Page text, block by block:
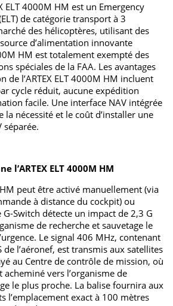
ELT 4000M HM est un Emergency
de catégorie transport à 3
des hélicoptères, utilisant des
d’alimentation innovante
HM est totalement exempté des
spéciales de la FAA. Les avantages
de l’ARTEX ELT 4000M HM incluent
cycle réduit, aucune expédition
facile. Une interface NAV intégrée
la nécessité et le coût d’installer une
séparée.
l’ARTEX ELT 4000M HM
HM peut être activé manuellement (via
à distance du cockpit) ou
Switch détecte un impact de 2,3 G
de recherche et sauvetage le
Le signal 406 MHz, contenant
de l’aéronef, est transmis aux satellites
au Centre de contrôle de mission, où
vers l’organisme de
le plus proche. La balise fournira aux
l’emplacement exact à 100 mètres